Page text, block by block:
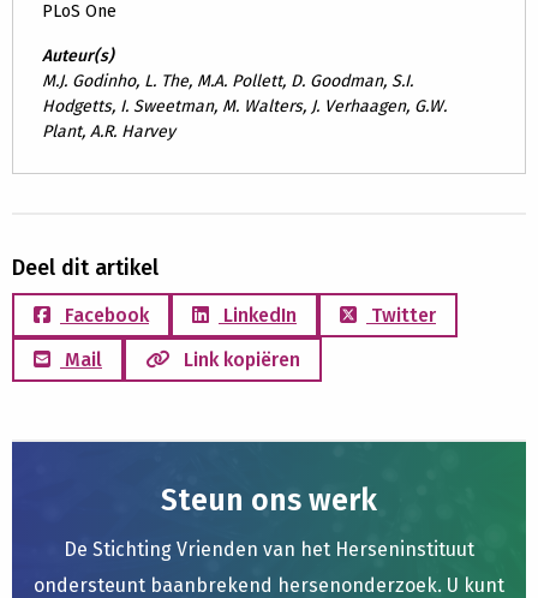
PLoS One
Auteur(s)
M.J. Godinho, L. The, M.A. Pollett, D. Goodman, S.I.
Hodgetts, I. Sweetman, M. Walters, J. Verhaagen, G.W.
Plant, A.R. Harvey
Deel dit artikel
Facebook LinkedIn
Twitter
Mail
Link kopiëren
Steun ons werk
De Stichting Vrienden van het Herseninstituut
ondersteunt baanbrekend hersenonderzoek. U kunt